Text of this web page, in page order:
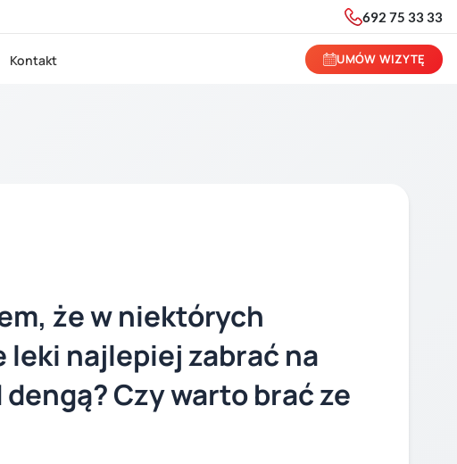
692 75 33 33
Kontakt UMÓW WIZYTĘ
że w niektórych
najlepiej zabrać na
Czy warto brać ze